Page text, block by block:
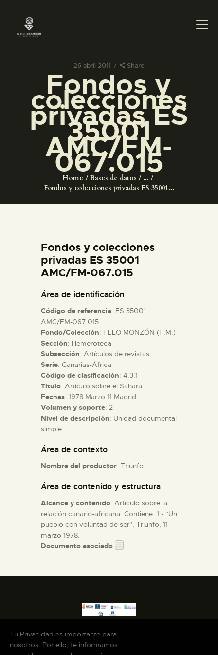
26 abril 2011 Share
Fondos y
colecciones
privadas ES
35001
AMC/FM-
067.015
Home Bases de datos
...
Fondos y colecciones privadas ES 35001...
PREPARAR LA VISITA
ACTIVIDADES
█
EL MUSEO
ESPAÑOL
ACTIVIDADES
█
EL MUSEO
COLECCIONES
DIDÁCTICA
ESPAÑOL
Fondos y colecciones
privadas ES 35001
AMC/FM-067.015
Área de identificación
Código de referencia: ES 35001
AMC/FM-067.015
Fondo/Colección: FELO MONZÓN (F.M.)
Sección: Hemeroteca
Subsección: Artículos de revistas.
Serie: Canarias-África
Código de clasificación: 4.3.1
Título: Artículo sobre el Sahara.
Fechas: 1978.Marzo.11.Madrid.
Volumen y soporte: 2
Nivel de descripción: Unidad documental
simple
Área de contexto
Nombre del productor: Triunfo
Área de contenido y estructura
Alcance y contenido: Artículo sobre la
relación canario-africana. Contiene: 1.- "Un
pueblo con voluntad de ser", Triunfo, 11
marzo 1978.
Documento asociado
Tu Privacidad es importante para
nosotros. Por ello, te informamos